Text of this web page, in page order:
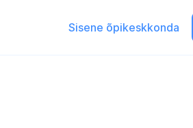
Sisene õpikeskkonda